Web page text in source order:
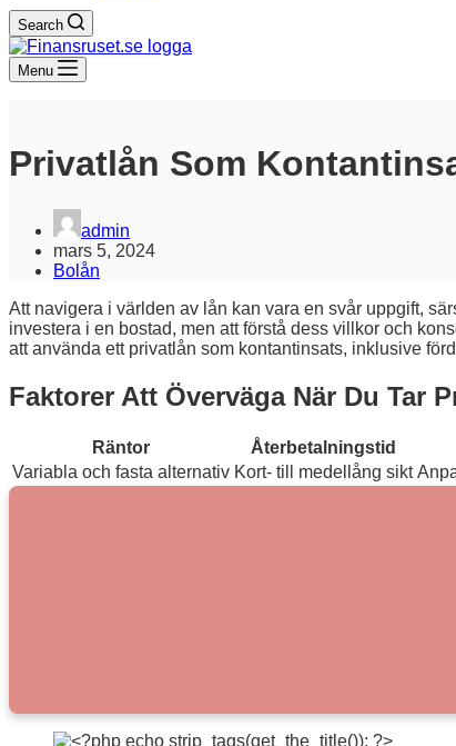
Search
Menu
Privatlån Som
admin
mars 5, 2024
Bolån
Att navigera i världen av lån kan vara en svår uppgift,
investera i en bostad, men att förstå dess villkor och
att använda ett privatlån som kontantinsats, inklusive
Faktorer Att Överväga När Du Tar
Räntor Återbetalningstid
Variabla och fasta alternativ Kort- till medellång sikt